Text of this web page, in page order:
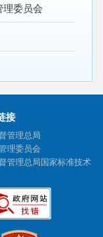
委员会
接
管理总局
理委员会
管理总局国家标准技术